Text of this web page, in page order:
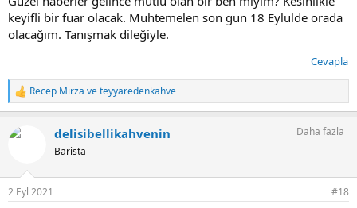
keyifli bir fuar olacak. Muhtemelen son gun 18 Eylulde orada
olacağım. Tanışmak dileğiyle.
Cevapla
T
e
k
r
:
Recep Mirza veteyyaredenkahve
delisibellikahvenin
Barista
Daha fazla
2 Eyl 2021 #18